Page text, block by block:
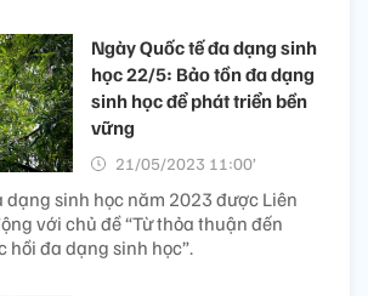
Ngày Quốc tế đa dạng sinh
học 22/5: Bảo tồn đa dạng
sinh học để phát triển bền
vững
21/05/2023 11:00’
dạng sinh học năm 2023 được Liên
với chủ đề “Từ thỏa thuận đến
hồi đa dạng sinh học”.